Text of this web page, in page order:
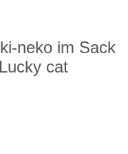
neko im Sack
cat